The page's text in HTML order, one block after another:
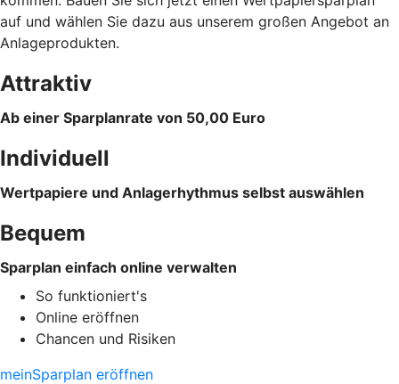
auf und wählen Sie dazu aus unserem großen Angebot an
Anlageprodukten.
Attraktiv
Ab einer Sparplanrate von 50,00 Euro
Individuell
Wertpapiere und Anlagerhythmus selbst auswählen
Bequem
Sparplan einfach online verwalten
So funktioniert's
Online eröffnen
Chancen und Risiken
meinSparplan eröffnen